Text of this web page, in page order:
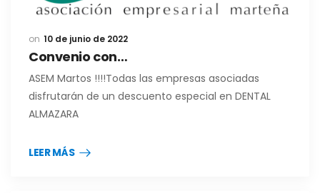
10 de junio de 2022
Convenio con…
ASEM Martos !!!!Todas las empresas asociadas
disfrutarán de un descuento especial en DENTAL
ALMAZARA
LEER MÁS